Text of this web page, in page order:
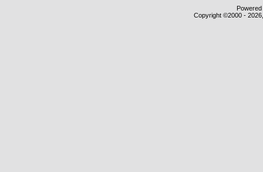
Copyright ©2000 -